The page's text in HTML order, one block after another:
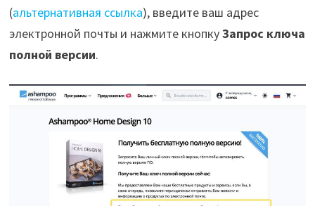
(альтернативная ссылка), введите ваш адрес
электронной почты и нажмите кнопкуЗапрос ключа
полной версии.